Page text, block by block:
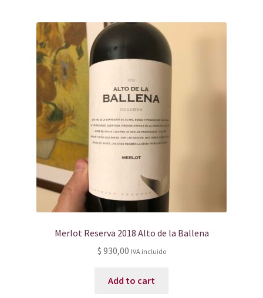
Merlot Reserva 2018 Alto de la Ballena
$ 930,00 IVA incluido
Add to cart